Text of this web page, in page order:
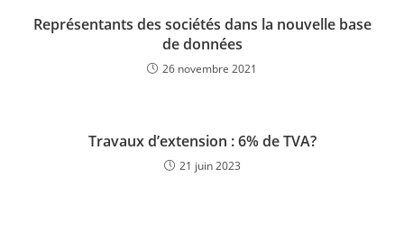
Représentants des sociétés dans la nouvelle base
de données
26 novembre 2021
Travaux d’extension : 6% de TVA?
21 juin 2023